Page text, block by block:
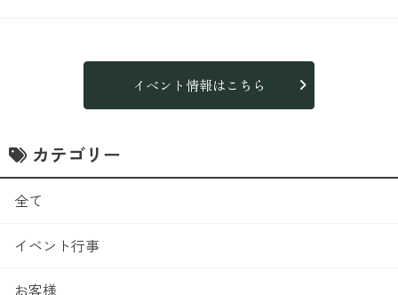
イベント情報はこちら
カテゴリー
全て
イベント行事
お客様